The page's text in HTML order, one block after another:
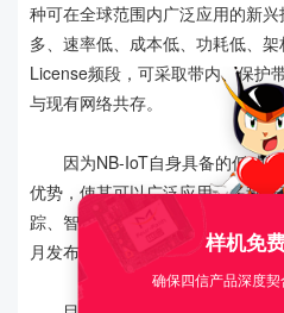
种可在全球范围内广泛应用的新
多、速率低、成本低、功耗低、
License频段，可采取带内、保护
与现有网络共存。
因为NB-IoT自身具备的低功耗
优势，使其可以广泛应用于多种
踪、智能停车、智慧农业等。
月发布，到时候将有一批测试网络
样机免
确保四信产品深度